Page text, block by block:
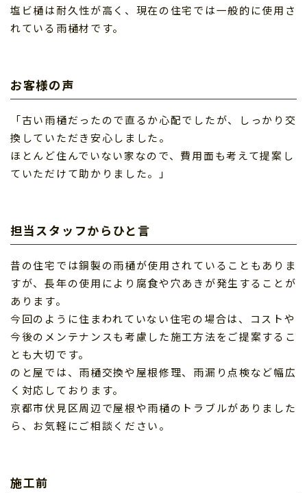
塩ビ樋は耐久性が高く、現在の住宅では一般的に使用さ
れている雨樋材です。
お客様の声
「古い雨樋だったので直るか心配でしたが、しっかり交
換していただき安心しました。
ほとんど住んでいない家なので、費用面も考えて提案し
ていただけて助かりました。」
担当スタッフからひと言
昔の住宅では銅製の雨樋が使用されていることもありま
すが、長年の使用により腐食や穴あきが発生することが
あります。
今回のように住まわれていない住宅の場合は、コストや
今後のメンテナンスも考慮した施工方法をご提案するこ
とも大切です。
のと屋では、雨樋交換や屋根修理、雨漏り点検など幅広
く対応しております。
京都市伏見区周辺で屋根や雨樋のトラブルがありました
ら、お気軽にご相談ください。
施工前